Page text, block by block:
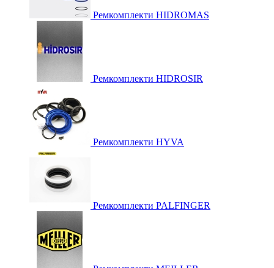
Ремкомплекти HIDROMAS
Ремкомплекти HIDROSIR
Ремкомплекти HYVA
Ремкомплекти PALFINGER